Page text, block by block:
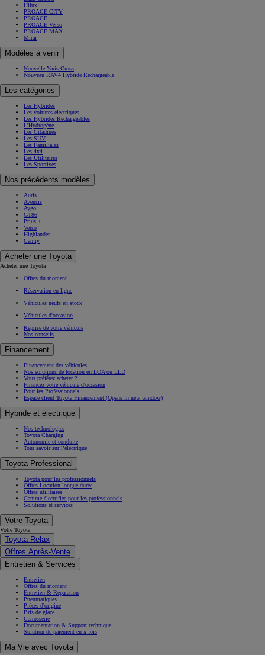
Hilux
PROACE CITY
PROACE
PROACE Verso
PROACE MAX
Mirai
Modèles à venir
Nouvelle Yaris Cross
Nouveau RAV4 Hybride Rechargeable
Les catégories
Les Hybrides
Les voitures électriques
Les Hybrides Rechargeables
L'Hydrogène
Les Citadines
Les SUV
Les Familiales
Les 4x4
Les Utilitaires
Les Sportives
Nos précédents modèles
Auris
Avensis
Aygo
GT86
Prius +
Verso
Highlander
Camry
Acheter une Toyota
Acheter une Toyota
Offres du moment
Réservation en ligne
Véhicules neufs en stock
Véhicules d'occasion
Reprise de votre véhicule
Nos conseils
Financement
Financement des véhicules
Nos solutions de location en LOA ou LLD
Vous préférez acheter ?
Financez votre véhicule d'occasion
Pour les Professionnels
Espace client Toyota Financement (Opens in new window)
Hybride et électrique
Nos technologies
Toyota Charging
Autonomie et conduite
Tout savoir sur l’électrique
Toyota Professional
Toyota pour les professionnels
Offres Location longue durée
Offres utilitaires
Gamme électrifiée pour les professionnels
Solutions et services
Votre Toyota
Votre Toyota
Toyota Relax
Offres Après-Vente
Entretien & Services
Entretien
Offres du moment
Entretien & Réparation
Pneumatiques
Pièces d'origine
Bris de glace
Carrosserie
Documentation & Support technique
Solution de paiement en x fois
Ma Vie avec Toyota